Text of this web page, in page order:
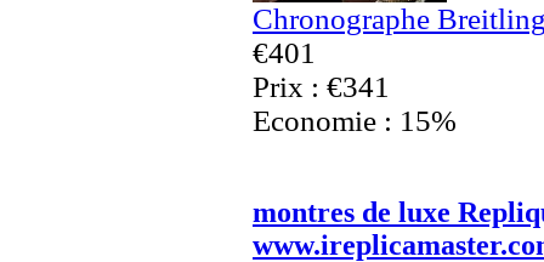
Chronographe
€401
Prix : €341
Economie : 15%
montres de luxe